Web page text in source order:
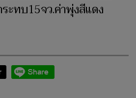
ะทบ15จว.ค่าพุ่งสีแดง